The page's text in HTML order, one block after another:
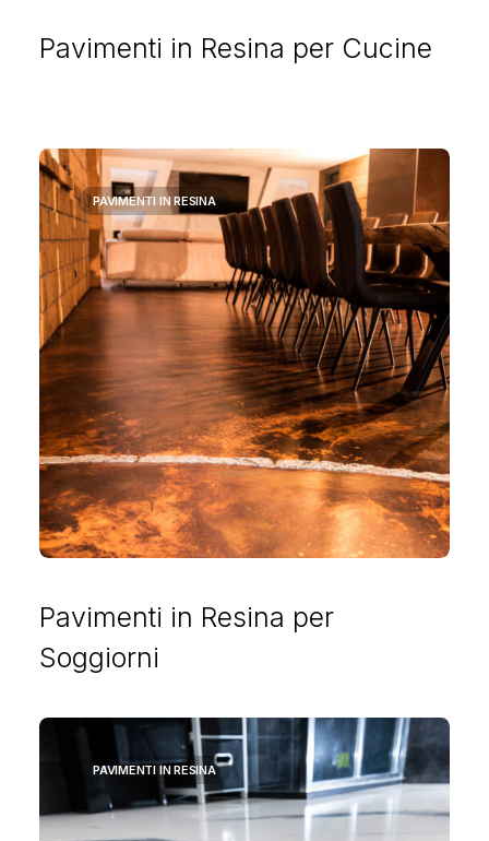
Pavimenti in Resina per Cucine
PAVIMENTI IN RESINA
Pavimenti in Resina per
Soggiorni
PAVIMENTI IN RESINA